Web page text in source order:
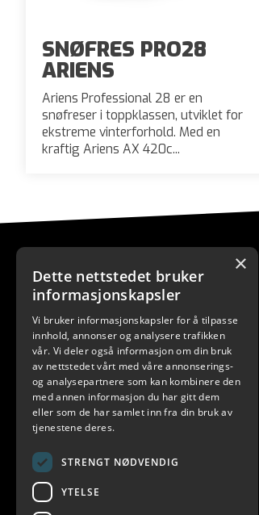
SNØFRES PRO28
ARIENS
Ariens Professional 28 er en
snøfreser i toppklassen, utviklet for
ekstreme vinterforhold. Med en
kraftig Ariens AX 420c...
KONTAKT
+4778434000
post@cspengro.no
Energiveien 4, Alta, Norway
×
Dette nettstedet bruker
informasjonskapsler
Vi bruker informasjonskapsler for å tilpasse
innhold, annonser og analysere trafikken
vår. Vi deler også informasjon om din bruk
av nettstedet vårt med våre annonserings-
og analysepartnere som kan kombinere den
med annen informasjon du har gitt dem
eller som de har samlet inn fra din bruk av
tjenestene deres.
STRENGT NØDVENDIG
YTELSE